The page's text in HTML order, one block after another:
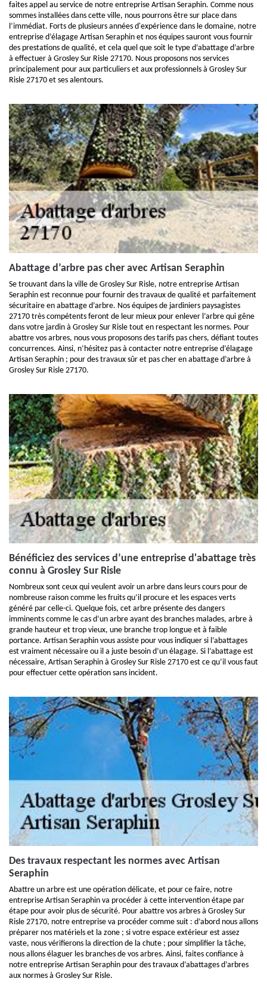
faites appel au service de notre entreprise Artisan Seraphin. Comme nous
sommes installées dans cette ville, nous pourrons être sur place dans
l’immédiat. Forts de plusieurs années d'expérience dans le domaine, notre
entreprise d’élagage Artisan Seraphin et nos équipes sauront vous fournir
des prestations de qualité, et cela quel que soit le type d’abattage d’arbre
à effectuer à Grosley Sur Risle 27170. Nous proposons nos services
principalement pour aux particuliers et aux professionnels à Grosley Sur
Risle 27170 et ses alentours.
Abattage d’arbre pas cher avec Artisan Seraphin
Se trouvant dans la ville de Grosley Sur Risle, notre entreprise Artisan
Seraphin est reconnue pour fournir des travaux de qualité et parfaitement
sécuritaire en abattage d’arbre. Nos équipes de jardiniers paysagistes
27170 très compétents feront de leur mieux pour enlever l’arbre qui gêne
dans votre jardin à Grosley Sur Risle tout en respectant les normes. Pour
abattre vos arbres, nous vous proposons des tarifs pas chers, défiant toutes
concurrences. Ainsi, n’hésitez pas à contacter notre entreprise d’élagage
Artisan Seraphin ; pour des travaux sûr et pas cher en abattage d’arbre à
Grosley Sur Risle 27170.
Bénéficiez des services d’une entreprise d'abattage très
connu à Grosley Sur Risle
Nombreux sont ceux qui veulent avoir un arbre dans leurs cours pour de
nombreuse raison comme les fruits qu’il procure et les espaces verts
généré par celle-ci. Quelque fois, cet arbre présente des dangers
imminents comme le cas d’un arbre ayant des branches malades, arbre à
grande hauteur et trop vieux, une branche trop longue et à faible
portance. Artisan Seraphin vous assiste pour vous indiquer si l’abattages
est vraiment nécessaire ou il a juste besoin d’un élagage. Si l’abattage est
nécessaire, Artisan Seraphin à Grosley Sur Risle 27170 est ce qu’il vous faut
pour effectuer cette opération sans incident.
Des travaux respectant les normes avec Artisan
Seraphin
Abattre un arbre est une opération délicate, et pour ce faire, notre
entreprise Artisan Seraphin va procéder à cette intervention étape par
étape pour avoir plus de sécurité. Pour abattre vos arbres à Grosley Sur
Risle 27170, notre entreprise va procéder comme suit : d’abord nous allons
préparer nos matériels et la zone ; si votre espace extérieur est assez
vaste, nous vérifierons la direction de la chute ; pour simplifier la tâche,
nous allons élaguer les branches de vos arbres. Ainsi, faites confiance à
notre entreprise Artisan Seraphin pour des travaux d’abattages d’arbres
aux normes à Grosley Sur Risle.